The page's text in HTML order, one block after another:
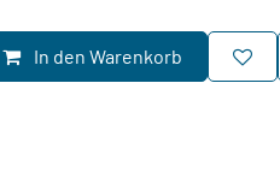
In den Warenkorb